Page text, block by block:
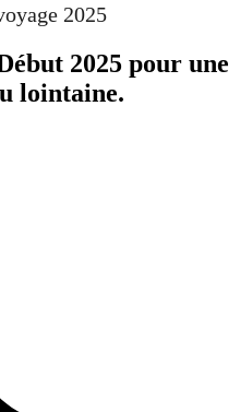
2025
2025 pour une
lointaine.